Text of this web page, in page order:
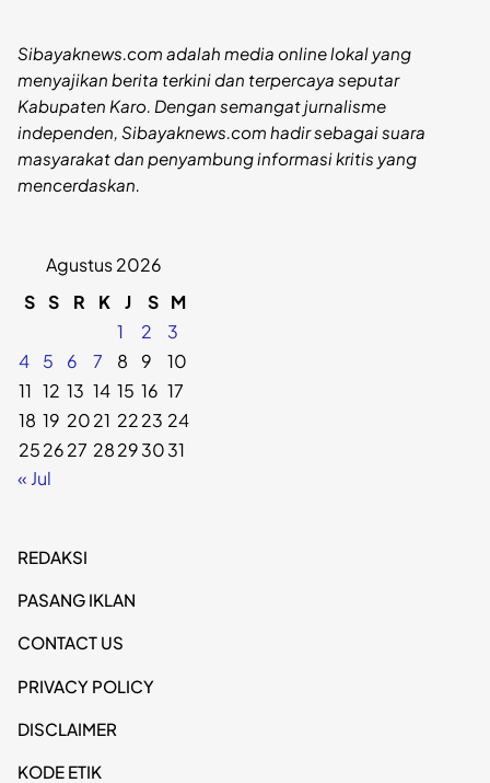
Sibayaknews.com adalah media online lokal yang
menyajikan berita terkini dan terpercaya seputar
Kabupaten Karo. Dengan semangat jurnalisme
independen, Sibayaknews.com hadir sebagai suara
masyarakat dan penyambung informasi kritis yang
mencerdaskan.
Agustus 2026
S S R K J S M
1
2
3
4
5 6 7 8 9
10
11 12 13 14 15 16 17
18 19 2021 2223 24
252627 28293031
« Jul
REDAKSI
PASANG IKLAN
CONTACT US
PRIVACY POLICY
DISCLAIMER
KODE ETIK